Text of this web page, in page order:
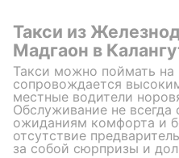
Такси из
Мадгаон в
Такси можно поймать на
сопровождается
местные водители
Обслуживание не всегда
ожиданиям комфорта и
отсутствие
за собой сюрпризы и